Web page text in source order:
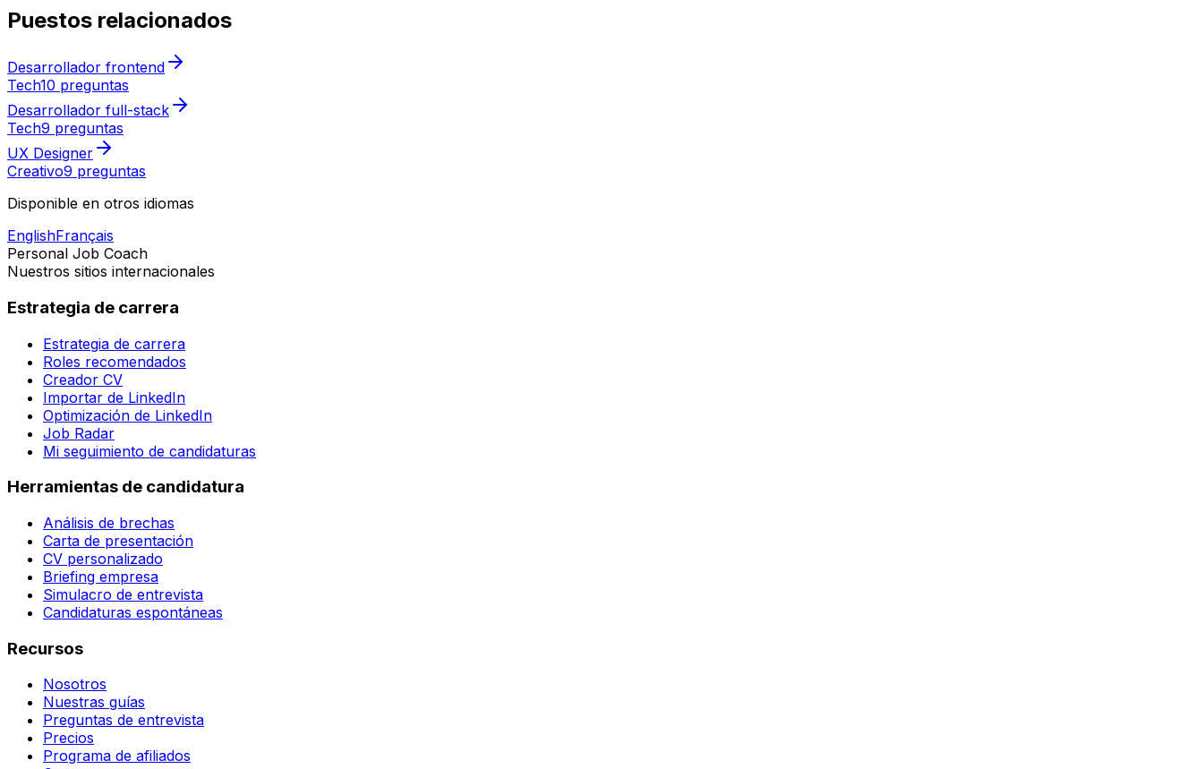
Puestos relacionados
Desarrollador frontend
Tech10 preguntas
Desarrollador full-stack
Tech9 preguntas
UX Designer
Creativo9 preguntas
Disponible en otros idiomas
EnglishFrançais
Personal Job Coach
Nuestros sitios internacionales
Estrategia de carrera
Estrategia de carrera
Roles recomendados
Creador CV
Importar de LinkedIn
Optimización de LinkedIn
Job Radar
Mi seguimiento de candidaturas
Herramientas de candidatura
Análisis de brechas
Carta de presentación
CV personalizado
Briefing empresa
Simulacro de entrevista
Candidaturas espontáneas
Recursos
Nosotros
Nuestras guías
Preguntas de entrevista
Precios
Programa de afiliados